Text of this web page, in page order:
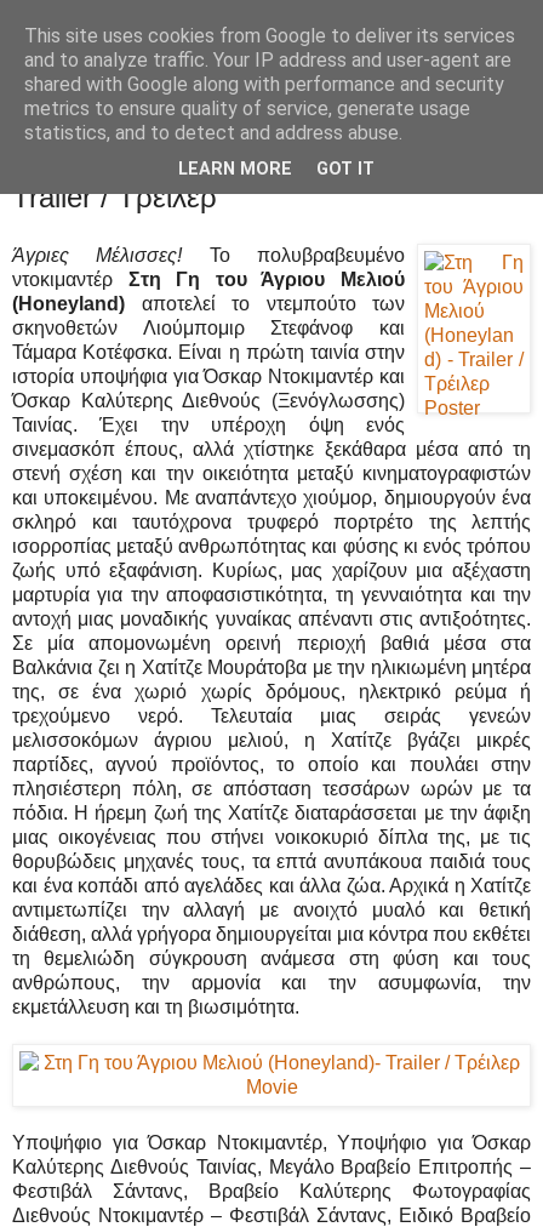
Movies Ltd
16/2/20
Στη Γη του Άγριου Μελιού (Honeyland) -
Trailer / Τρέιλερ
Άγριες Μέλισσες!Το πολυβραβευμένο
ντοκιμαντέρ Στη Γη του Άγριου Μελιού
(Honeyland) αποτελεί το ντεμπούτο των
σκηνοθετών Λιούμπομιρ Στεφάνοφ και
Τάμαρα Κοτέφσκα. Είναι η πρώτη ταινία στην
ιστορία υποψήφια για Όσκαρ Ντοκιμαντέρ και
Όσκαρ Καλύτερης Διεθνούς (Ξενόγλωσσης)
Ταινίας. Έχει την υπέροχη όψη ενός
σινεμασκόπ έπους, αλλά χτίστηκε ξεκάθαρα μέσα από τη
στενή σχέση και την οικειότητα μεταξύ κινηματογραφιστών
και υποκειμένου. Με αναπάντεχο χιούμορ, δημιουργούν ένα
σκληρό και ταυτόχρονα τρυφερό πορτρέτο της λεπτής
ισορροπίας μεταξύ ανθρωπότητας και φύσης κι ενός τρόπου
ζωής υπό εξαφάνιση. Κυρίως, μας χαρίζουν μια αξέχαστη
μαρτυρία για την αποφασιστικότητα, τη γενναιότητα και την
αντοχή μιας μοναδικής γυναίκας απέναντι στις αντιξοότητες.
Σε μία απομονωμένη ορεινή περιοχή βαθιά μέσα στα
Βαλκάνια ζει η Χατίτζε Μουράτοβα με την ηλικιωμένη μητέρα
της, σε ένα χωριό χωρίς δρόμους, ηλεκτρικό ρεύμα ή
τρεχούμενο νερό. Τελευταία μιας σειράς γενεών
μελισσοκόμων άγριου μελιού, η Χατίτζε βγάζει μικρές
παρτίδες, αγνού προϊόντος, το οποίο και πουλάει στην
πλησιέστερη πόλη, σε απόσταση τεσσάρων ωρών με τα
πόδια. Η ήρεμη ζωή της Χατίτζε διαταράσσεται με την άφιξη
μιας οικογένειας που στήνει νοικοκυριό δίπλα της, με τις
θορυβώδεις μηχανές τους, τα επτά ανυπάκουα παιδιά τους
και ένα κοπάδι από αγελάδες και άλλα ζώα. Αρχικά η Χατίτζε
αντιμετωπίζει την αλλαγή με ανοιχτό μυαλό και θετική
διάθεση, αλλά γρήγορα δημιουργείται μια κόντρα που εκθέτει
τη θεμελιώδη σύγκρουση ανάμεσα στη φύση και τους
ανθρώπους, την αρμονία και την ασυμφωνία, την
εκμετάλλευση και τη βιωσιμότητα.
Υποψήφιο για Όσκαρ Ντοκιμαντέρ, Υποψήφιο για Όσκαρ
Καλύτερης Διεθνούς Ταινίας, Μεγάλο Βραβείο Επιτροπής –
Φεστιβάλ Σάντανς, Βραβείο Καλύτερης Φωτογραφίας
Διεθνούς Ντοκιμαντέρ – Φεστιβάλ Σάντανς, Ειδικό Βραβείο
This site uses cookies from Google to deliver its services
and to analyze traffic. Your IP address and user-agent are
shared with Google along with performance and security
metrics to ensure quality of service, generate usage
statistics, and to detect and address abuse.
LEARN MORE GOT IT